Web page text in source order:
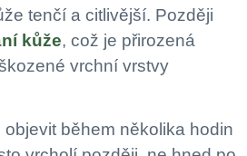
tenčí a citlivější. Později
kůže, což je přirozená
vrchní vrstvy
během několika hodin